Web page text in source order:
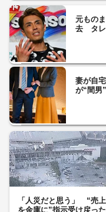
元もの
去 タレ
妻が自
が“間男
「人災だと思う」 “売
を金庫に”指示受け戻っ